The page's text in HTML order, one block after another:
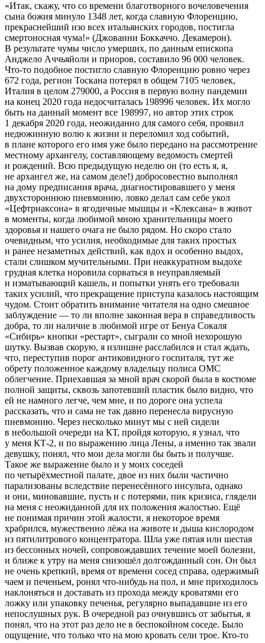
«Итак, скажу, что со времени благотворного вочеловечения
сына божия минуло 1348 лет, когда славную Флоренцию,
прекраснейший изо всех итальянских городов, постигла
смертоносная чума!» (Джованни Боккаччо. Декамерон).
В результате чумы число умерших, по данным епископа
Анджело Аччьяйоли и приоров, составило 96 000 человек.
Что-то подобное постигло славную Флоренцию ровно через
672 года, регион Тоскана потерял в общем 7105 человек,
Италия в целом 279000, а Россия в первую волну пандемии
на конец 2020 года недосчиталась 198996 человек. Их могло
быть на данный момент все 198997, но автор этих строк
1 декабря 2020 года, неожиданно для самого себя, проявил
недюжинную волю к жизни и переломил ход событий,
в плане которого его имя уже было передано на рассмотрение
местному архангелу, составляющему ведомость смертей
и рождений. Всю предыдущую неделю он (то есть я, я,
не архангел же, на самом деле!) добросовестно выполнял
на дому предписания врача, диагностировавшего у меня
двухстороннюю пневмонию, ловко делал сам себе укол
«Цефтриаксона» в ягодичные мышцы и «Клексана» в живот
в моменты, когда любимой мною хранительницы моего
здоровья и нашего очага не было рядом. Но скоро стало
очевидным, что усилия, необходимые для таких простых
и ранее незаметных действий, как вдох и особенно выдох,
стали слишком мучительными. При неаккуратном выдохе
грудная клетка норовила сорваться в неуправляемый
и изматывающий кашель, и попытки унять его требовали
таких усилий, что прекращение приступа казалось настоящим
чудом. Стоит обратить внимание читателя на одно смешное
заблуждение — то ли вполне законная вера в справедливость
добра, то ли наличие в любимой игре от Бенуа Сокаля
«Сибирь» кнопки «рестарт», сыграли со мной нехорошую
шутку. Вызвав скорую, я излишне расслабился и стал ждать,
что, переступив порог антиковидного госпиталя, тут же
обрету положенное каждому владельцу полиса ОМС
облегчение. Приехавшая за мной врач скорой была в костюме
полной защиты, сквозь запотевший пластик было видно, что
ей не намного легче, чем мне, и по дороге она успела
рассказать, что и сама не так давно перенесла вирусную
пневмонию. Через несколько минут мы с ней сидели
в небольшой очереди на КТ, пройдя которую, я узнал, что
у меня КТ-2, и по выражению лица Лены, а именно так звали
девушку, понял, что мои дела могли бы быть и получше.
Такое же выражение было и у моих соседей
по четырёхместной палате, двое из них были частично
парализованы вследствие перенесённого инсульта, однако
и они, миновавшие, пусть и с потерями, пик кризиса, глядели
на меня с неожиданной для их положения жалостью. Ещё
не понимая причин этой жалости, я некоторое время
храбрился, мужественно лёжа на животе и дыша кислородом
из пятилитрового концентратора. Шла уже пятая или шестая
из бессонных ночей, сопровождавших течение моей болезни,
и ближе к утру на меня снизошёл долгожданный сон. Он был
не очень крепкий, время от времени сосед справа, одержимый
чаем и печеньем, ронял что-нибудь на пол, и мне приходилось
наклоняться и доставать из прохода между кроватями его
ложку или упаковку печенья, регулярно выпадавшие из его
непослушных рук. В очередной раз очнувшись от забытья, я
понял, что на этот раз дело не в беспокойном соседе. Было
ощущение, что только что на мою кровать сели трое. Кто-то